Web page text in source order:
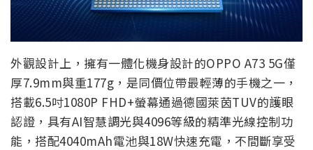
外觀設計上，擁有一體化機身設計的OPPO A73 5G僅
厚7.9mm與重177g，是同價位帶最輕薄的手機之一，
搭載6.5吋1080P FHD+螢幕通過德國萊茵TUV的護眼
認證，具有AI智慧調光與4096等級的精準光線控制功
能，搭配4040mAh電池與18W快速充電，不間斷享受